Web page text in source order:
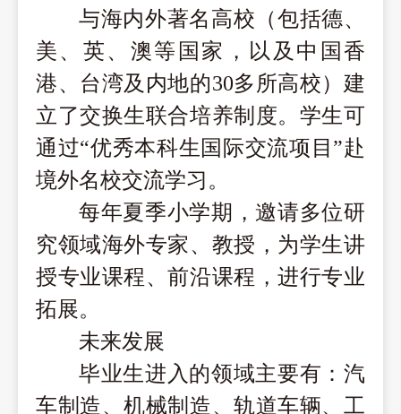
与海内外著名高校（包括德、
美、英、澳等国家，以及中国香
港、台湾及内地的30多所高校）建
立了交换生联合培养制度。学生可
通过“优秀本科生国际交流项目”赴
境外名校交流学习。
每年夏季小学期，邀请多位研
究领域海外专家、教授，为学生讲
授专业课程、前沿课程，进行专业
拓展。
未来发展
毕业生进入的领域主要有：汽
车制造、机械制造、轨道车辆、工